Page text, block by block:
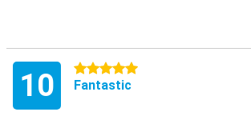
10 5 stars
Fantastic